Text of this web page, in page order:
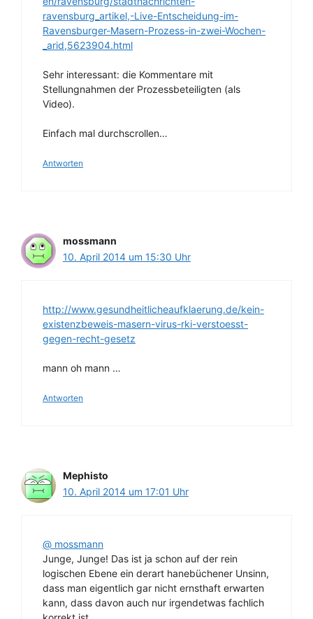
ravensburg_artikel,-Live-Entscheidung-im-
Ravensburger-Masern-Prozess-in-zwei-Wochen-
_arid,5623904.html
Sehr interessant: die Kommentare mit
Stellungnahmen der Prozessbeteiligten (als
Video).
Einfach mal durchscrollen…
Antworten
mossmann
10. April 2014 um 15:30 Uhr
http://www.gesundheitlicheaufklaerung.de/kein-
existenzbeweis-masern-virus-rki-verstoesst-
gegen-recht-gesetz
mann oh mann …
Antworten
Mephisto
10. April 2014 um 17:01 Uhr
@ mossmann
Junge, Junge! Das ist ja schon auf der rein
logischen Ebene ein derart hanebüchener Unsinn,
dass man eigentlich gar nicht ernsthaft erwarten
kann, dass davon auch nur irgendetwas fachlich